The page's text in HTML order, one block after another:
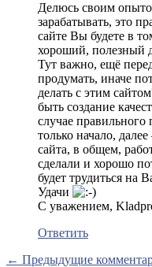
Делюсь своим
зарабатывать, это
сайте Вы будете в
хороший, полезный
Тут важно, ещё
продумать, иначе
делать с этим
быть создание
случае правильного
только начало,
сайта, в общем,
сделали и хорошо
будет трудиться на
Удачи
С уважением,
Ответить
← Предыдущие